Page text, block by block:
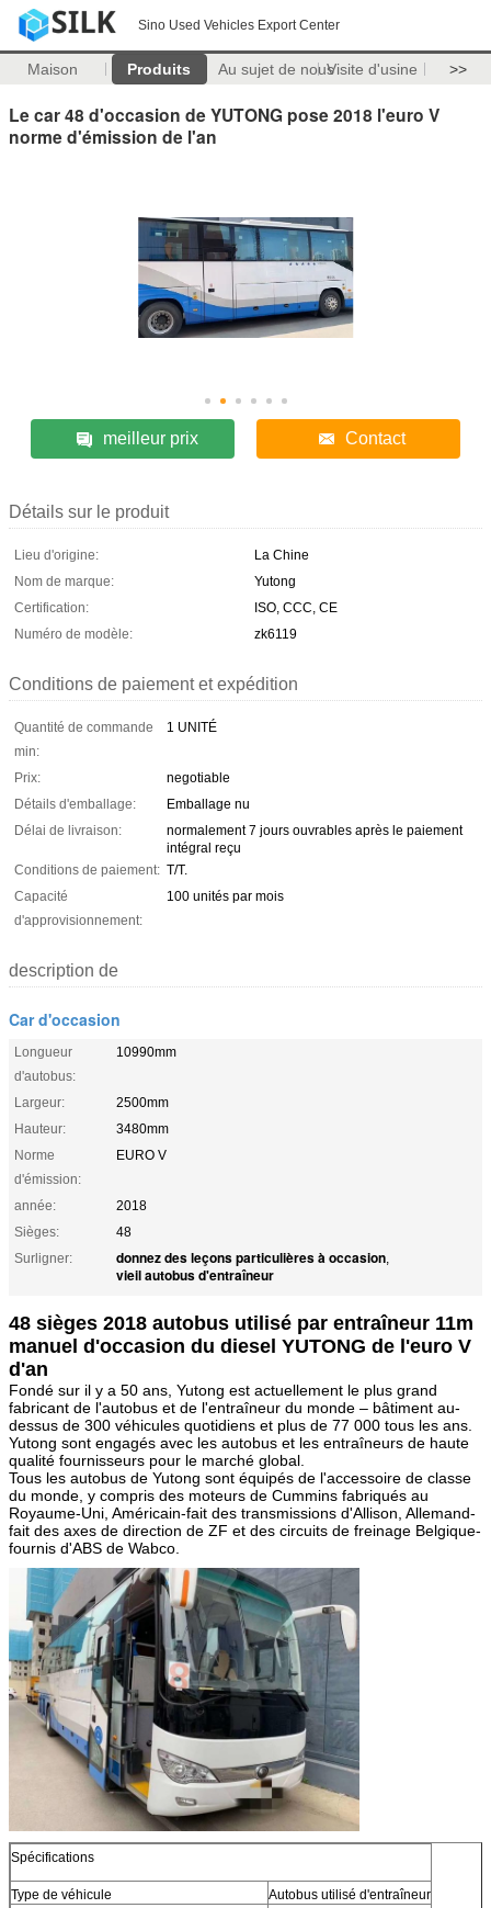
Sino Used Vehicles Export Center
Maison Produits Au sujet de nousVisite d'usine >>
Le car 48 d'occasion de YUTONG pose 2018 l'euro V
norme d'émission de l'an
meilleur prix Contact
Détails sur le produit
Lieu d'origine:
La Chine
Nom de marque:
Yutong
Certification:
ISO, CCC, CE
Numéro de modèle:
zk6119
Conditions de paiement et expédition
Quantité de commande
min:
1 UNITÉ
Prix:
negotiable
Détails d'emballage:
Emballage nu
Délai de livraison:
normalement 7 jours ouvrables après le paiement
intégral reçu
Conditions de paiement: T/T.
Capacité
d'approvisionnement:
100 unités par mois
description de
Car d'occasion
Longueur
d'autobus:
10990mm
Largeur:
2500mm
Hauteur:
3480mm
Norme
d'émission:
EURO V
année:
2018
Sièges:
48
Surligner:
donnez des leçons particulières à occasion,
vieil autobus d'entraîneur
48 sièges 2018 autobus utilisé par entraîneur 11m
manuel d'occasion du diesel YUTONG de l'euro V
d'an
Fondé sur il y a 50 ans, Yutong est actuellement le plus grand
fabricant de l'autobus et de l'entraîneur du monde – bâtiment au-
dessus de 300 véhicules quotidiens et plus de 77 000 tous les ans.
Yutong sont engagés avec les autobus et les entraîneurs de haute
qualité fournisseurs pour le marché global.
Tous les autobus de Yutong sont équipés de l'accessoire de classe
du monde, y compris des moteurs de Cummins fabriqués au
Royaume-Uni, Américain-fait des transmissions d'Allison, Allemand-
fait des axes de direction de ZF et des circuits de freinage Belgique-
fournis d'ABS de Wabco.
Spécifications
Type de véhicule
Autobus utilisé d'entraîneur